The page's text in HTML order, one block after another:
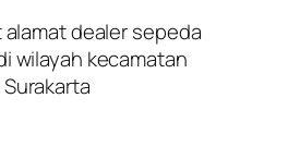
alamat dealer sepeda
wilayah kecamatan